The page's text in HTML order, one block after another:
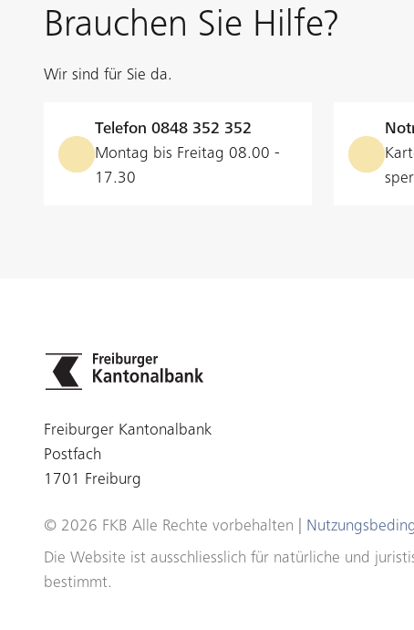
Brauchen Sie Hilfe?
Wir sind für Sie da.
Telefon 0848 352 352
Montag bis Freitag 08.00 -
17.30
Freiburger Kantonalbank
Postfach
1701 Freiburg
© 2026 FKB Alle Rechte vorbehalten |
Die Website ist ausschliesslich für natürliche und
bestimmt.